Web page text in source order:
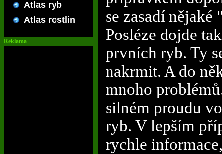
Atlas ryb
Atlas rostlin
Reklama
se zasadí
Posléze dojde
prvních ryb. Ty
nakrmit. A do
mnoho
silném proudu
ryb. V lepším
rychle